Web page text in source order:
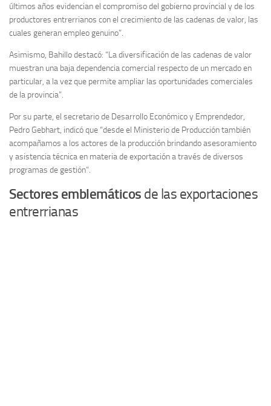
últimos años evidencian el compromiso del gobierno provincial y de los
productores entrerrianos con el crecimiento de las cadenas de valor, las
cuales generan empleo genuino”.
Asimismo, Bahillo destacó: “La diversificación de las cadenas de valor
muestran una baja dependencia comercial respecto de un mercado en
particular, a la vez que permite ampliar las oportunidades comerciales
de la provincia”.
Por su parte, el secretario de Desarrollo Económico y Emprendedor,
Pedro Gebhart, indicó que “desde el Ministerio de Producción también
acompañamos a los actores de la producción brindando asesoramiento
y asistencia técnica en materia de exportación a través de diversos
programas de gestión”.
Sectores emblemáticos de las exportaciones
entrerrianas